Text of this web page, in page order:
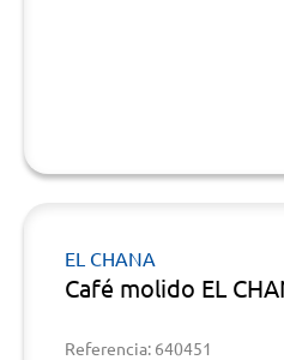
EL CHANA
Café molido EL
Referencia: 640451